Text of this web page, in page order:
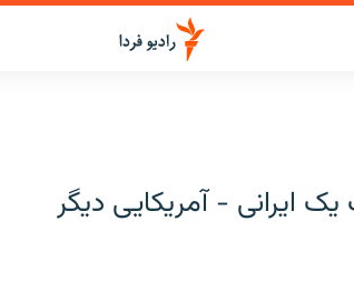
ایرانی - آمریکایی دیگر